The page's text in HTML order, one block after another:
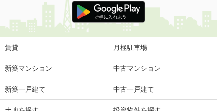
賃貸 月極駐車場
新築マンション 中古マンション
新築一戸建て 中古一戸建て